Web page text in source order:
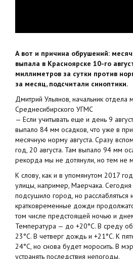
А вот и причина обрушений:
выпала в Красноярске 10-го
миллиметров за сутки против
за месяц, подсчитали синоптики.
Дмитрий Ульянов, начальник отдела
Среднесибирского УГМС
— Если учитывать еще и день 9
выпало 84 мм осадков, что уже в
месячную норму августа. Сразу
год, 20 августа. Там выпало 94 мм
рекорда мы не дотянули, но тем не
К слову, как и в упомянутом 2017
улицы, например, Маерчака. Сегодня
подсушило город, но расслабляться
кратковременные дожди
том числе предстоящей ночью и
Температура — до +20°C. В среду
23°C. В четверг дождь и +21°C. К
24°C, но снова будет моросить. В
устранять последствия непогоды.